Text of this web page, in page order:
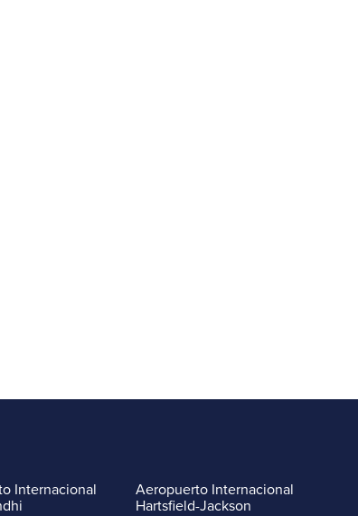
Internacional
Aeropuerto Internacional
Hartsfield-Jackson